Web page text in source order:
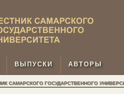
ВЫПУСКИ АВТОРЫ
САМАРСКОГО ГОСУДАРСТВЕННОГО